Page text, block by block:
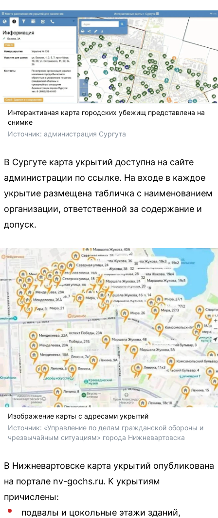
Интерактивная карта городских убежищ представлена на
снимке
Источник: администрация Сургута
В Сургуте карта укрытий доступна на сайте
администрации по ссылке. На входе в каждое
укрытие размещена табличка с наименованием
организации, ответственной за содержание и
допуск.
Изображение карты с адресами укрытий
Источник: «Управление по делам гражданской обороны и
чрезвычайным ситуациям» города Нижневартовска
В Нижневартовске карта укрытий опубликована
на портале nv-gochs.ru. К укрытиям
причислены:
подвалы и цокольные этажи зданий,